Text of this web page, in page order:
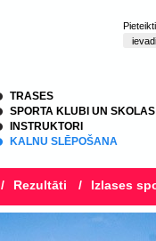
TRASES
SPORTA KLUBI UN SKOLAS
INSTRUKTORI
KALNU SLĒPOŠANA
/ Rezultāti / Izlases